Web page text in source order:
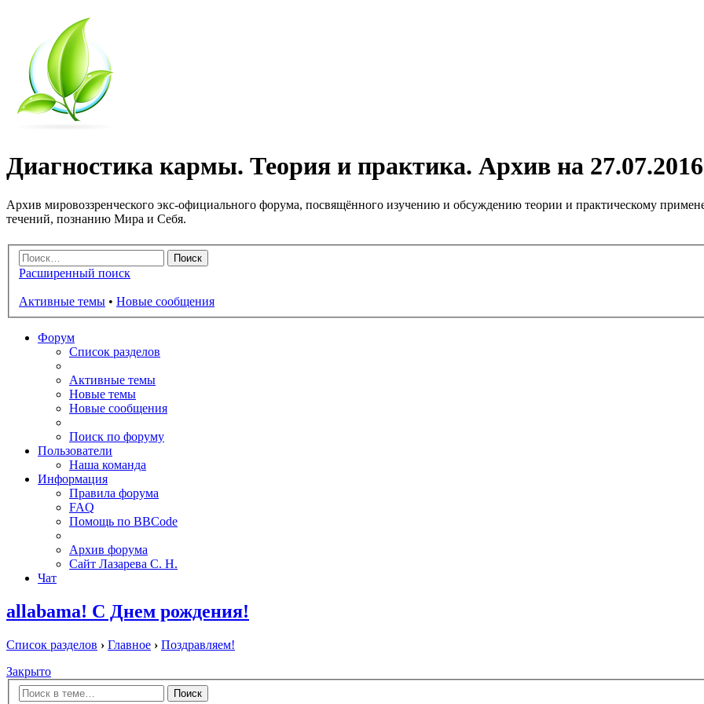
Диагностика кармы. Теория и практика. Архив на 27.07.2016
Архив мировоззренческого экс-официального форума, посвящённого изучению и обсуждению теории и практическому
течений, познанию Мира и Себя.
Расширенный поиск
Активные темы • Новые сообщения
Форум
Список разделов
Активные темы
Новые темы
Новые сообщения
Поиск по форуму
Пользователи
Наша команда
Информация
Правила форума
FAQ
Помощь по BBCode
Архив форума
Сайт Лазарева С. Н.
Чат
allabama! С Днем рождения!
Список разделов › Главное › Поздравляем!
Закрыто